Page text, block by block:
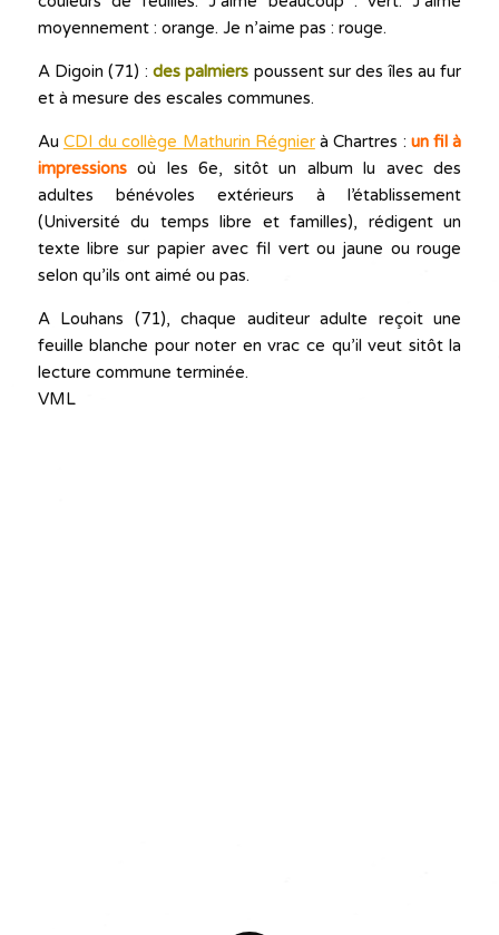
moyennement : orange. Je n’aime pas : rouge.
A Digoin (71) : des palmiers poussent sur des îles au fur
et à mesure des escales communes.
Au CDI du collège Mathurin Régnierà Chartres : un fil à
impressionsoù les 6e, sitôt un album lu avec des
adultes bénévoles extérieurs à l’établissement
(Université du temps libre et familles), rédigent un
texte libre sur papier avec fil vert ou jaune ou rouge
selon qu’ils ont aimé ou pas.
A Louhans (71), chaque auditeur adulte reçoit une
feuille blanche pour noter en vrac ce qu’il veut sitôt la
lecture commune terminée.
VML